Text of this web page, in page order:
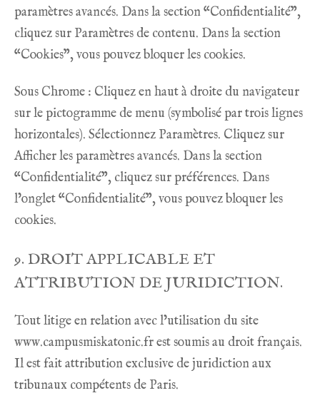
paramètres avancés. Dans la section “Confidentialité”,
cliquez sur Paramètres de contenu. Dans la section
“Cookies”, vous pouvez bloquer les cookies.
Sous Chrome : Cliquez en haut à droite du navigateur
sur le pictogramme de menu (symbolisé par trois lignes
horizontales). Sélectionnez Paramètres. Cliquez sur
Afficher les paramètres avancés. Dans la section
“Confidentialité”, cliquez sur préférences. Dans
l’onglet “Confidentialité”, vous pouvez bloquer les
cookies.
9. DROIT APPLICABLE ET
ATTRIBUTION DE JURIDICTION.
Tout litige en relation avec l’utilisation du site
www.campusmiskatonic.frest soumis au droit français.
Il est fait attribution exclusive de juridiction aux
tribunaux compétents de Paris.